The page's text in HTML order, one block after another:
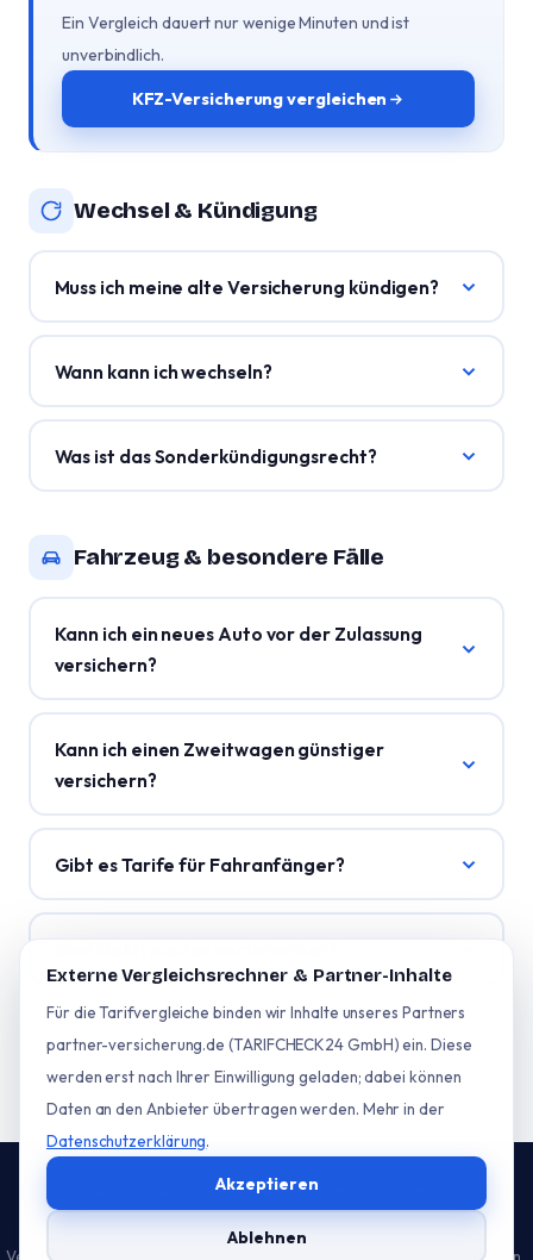
Ein Vergleich dauert nur wenige Minuten und ist
unverbindlich.
KFZ-Versicherung vergleichen
Wechsel & Kündigung
Muss ich meine alte Versicherung kündigen?
Wann kann ich wechseln?
Was ist das Sonderkündigungsrecht?
Fahrzeug & besondere Fälle
Kann ich ein neues Auto vor der Zulassung
versichern?
Kann ich einen Zweitwagen günstiger
versichern?
Gibt es Tarife für Fahranfänger?
© 2026 Tarifchaos.de – Alle Rechte vorbehalten.
Kontakt Datenschutz
Externe Vergleichsrechner & Partner-Inhalte
Für die Tarifvergleiche binden wir Inhalte unseres Partners
partner-versicherung.de (TARIFCHECK24 GmbH) ein. Diese
werden erst nach Ihrer Einwilligung geladen; dabei können
Daten an den Anbieter übertragen werden. Mehr in der
Datenschutzerklärung.
Ablehnen
Akzeptieren